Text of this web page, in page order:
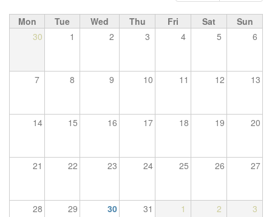
Mon Tue Wed Thu Fri Sat
Sun
30
1 2 3 4 5 6
7 8 9 10 11 12 13
14 15 16 17 18 19 20
21 22 23 24 25 26 27
28 29 30 31 1 2 3